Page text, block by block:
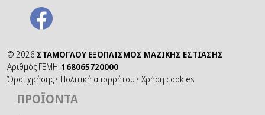
© 2026 ΣΤΑΜΟΓΛΟΥ ΕΞΟΠΛΙΣΜΟΣ ΜΑΖΙΚΗΣ ΕΣΤΙΑΣΗΣ
Αριθμός ΓΕΜΗ: 168065720000
Όροι χρήσης • Πολιτική απορρήτου • Χρήση cookies
ΠΡΟΪΌΝΤΑ